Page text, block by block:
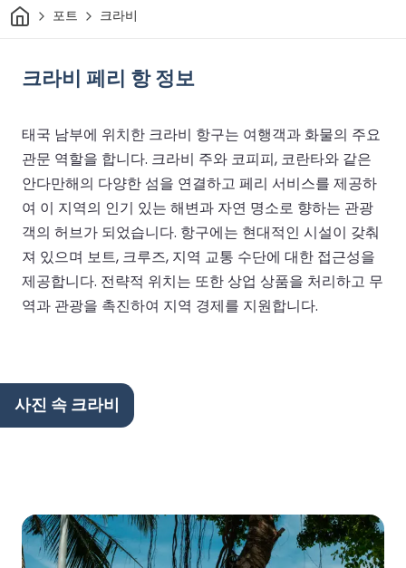
집 포트 크라비
크라비 페리 항 정보
태국 남부에 위치한 크라비 항구는 여행객과 화물의 주요
관문 역할을 합니다. 크라비 주와 코피피, 코란타와 같은
안다만해의 다양한 섬을 연결하고 페리 서비스를 제공하
여 이 지역의 인기 있는 해변과 자연 명소로 향하는 관광
객의 허브가 되었습니다. 항구에는 현대적인 시설이 갖춰
져 있으며 보트, 크루즈, 지역 교통 수단에 대한 접근성을
제공합니다. 전략적 위치는 또한 상업 상품을 처리하고 무
역과 관광을 촉진하여 지역 경제를 지원합니다.
사진 속 크라비